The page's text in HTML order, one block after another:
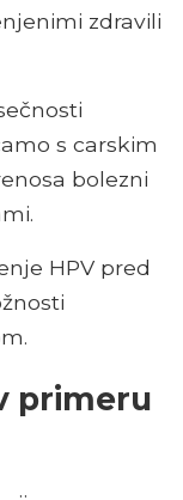
zdravili
s carskim
bolezni
HPV pred
primeru